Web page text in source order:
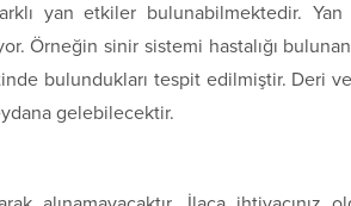
yan etkiler bulunabilmektedir. Yan
Örneğin sinir sistemi hastalığı
bulundukları tespit edilmiştir. Deri
gelebilecektir.